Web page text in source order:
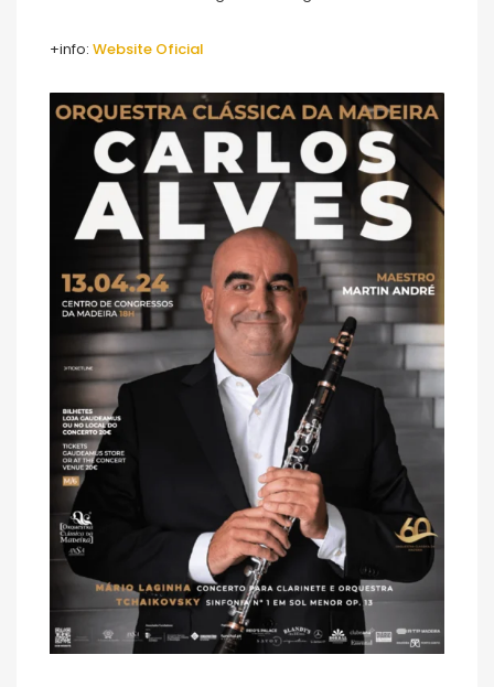
+info: Website Oficial